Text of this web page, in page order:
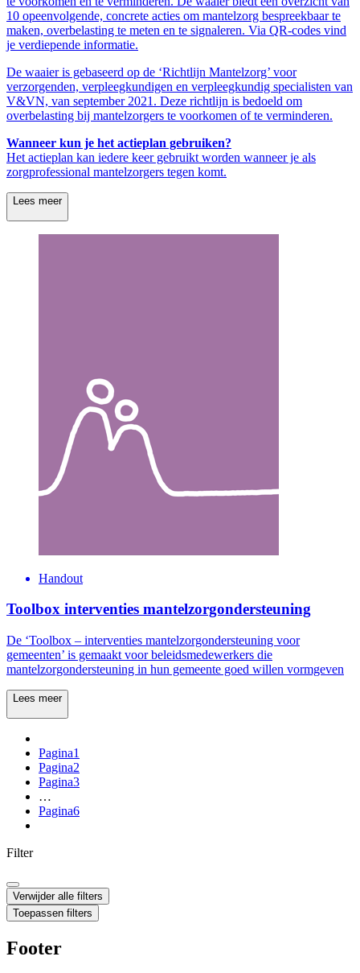
10 opeenvolgende, concrete acties om mantelzorg bespreekbaar te
maken, overbelasting te meten en te signaleren. Via QR-codes vind
je verdiepende informatie.
De waaier is gebaseerd op de ‘Richtlijn Mantelzorg’ voor
verzorgenden, verpleegkundigen en verpleegkundig specialisten van
V&VN, van september 2021. Deze richtlijn is bedoeld om
overbelasting bij mantelzorgers te voorkomen of te verminderen.
Wanneer kun je het actieplan gebruiken?
Het actieplan kan iedere keer gebruikt worden wanneer je als
zorgprofessional mantelzorgers tegen komt.
Lees meer
Handout
Toolbox interventies mantelzorgondersteuning
De ‘Toolbox – interventies mantelzorgondersteuning voor
gemeenten’ is gemaakt voor beleidsmedewerkers die
mantelzorgondersteuning in hun gemeente goed willen vormgeven
Lees meer
Pagina1
Pagina2
Pagina3
…
Pagina6
Filter
Verwijder alle filters
Toepassen filters
Footer